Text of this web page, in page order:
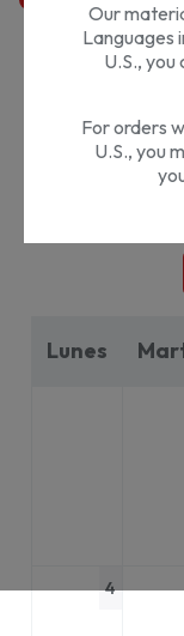
2026
Lunes
4
Our
Languages
U.S.,
For orders
U.S., you
¿Nos
Nuestros